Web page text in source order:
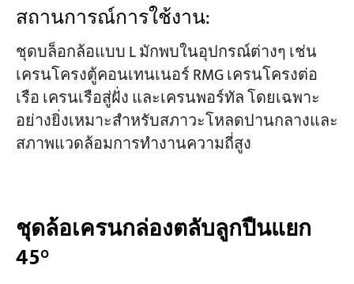
สถานการณ์การใช้งาน:
ชุดบล็อกล้อแบบ L มักพบในอุปกรณ์ต่างๆ เช่น
เครนโครงตู้คอนเทนเนอร์ RMG เครนโครงต่อ
เรือ เครนเรือสู่ฝั่ง และเครนพอร์ทัล โดยเฉพาะ
อย่างยิ่งเหมาะสำหรับสภาวะโหลดปานกลางและ
สภาพแวดล้อมการทำงานความถี่สูง
ชุดล้อเครนกล่องตลับลูกปืนแยก
45°